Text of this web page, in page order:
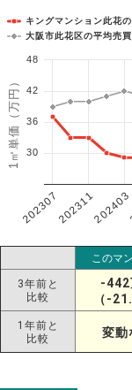
1㎡単価（万円）
キングマンション此花
大阪市此花区の平均売
202307202311202403
30
36
42
48
このマ
3年前と
比較
-442
（-
1年前と
比較
変動